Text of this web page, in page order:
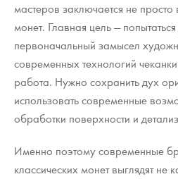
мастеров заключается не
монет. Главная цель —
первоначальный замысел
современных технологий
работа. Нужно сохранить дух
использовать современные
обработки поверхности и
Именно поэтому современные
классических монет выглядят не